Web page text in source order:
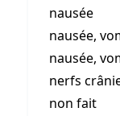
nausée
nausée,
nausée,
nerfs
non fait